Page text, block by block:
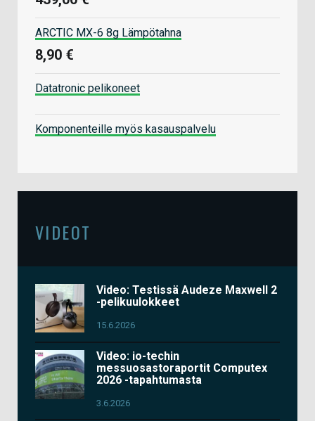
ARCTIC MX-6 8g Lämpötahna
8,90 €
Datatronic pelikoneet
Komponenteille myös kasauspalvelu
VIDEOT
Video: Testissä Audeze Maxwell 2
-pelikuulokkeet
15.6.2026
Video: io-techin
messuosastoraportit Computex
2026 -tapahtumasta
3.6.2026